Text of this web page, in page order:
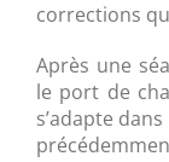
corrections
Après une
le port de
s’adapte